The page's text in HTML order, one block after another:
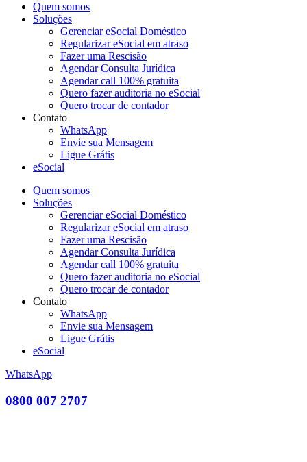
Quem somos
Soluções
Gerenciar eSocial Doméstico
Regularizar eSocial em atraso
Fazer uma Rescisão
Agendar Consulta Jurídica
Agendar call 100% gratuita
Quero fazer auditoria no eSocial
Quero trocar de contador
Contato
WhatsApp
Envie sua Mensagem
Ligue Grátis
eSocial
Quem somos
Soluções
Gerenciar eSocial Doméstico
Regularizar eSocial em atraso
Fazer uma Rescisão
Agendar Consulta Jurídica
Agendar call 100% gratuita
Quero fazer auditoria no eSocial
Quero trocar de contador
Contato
WhatsApp
Envie sua Mensagem
Ligue Grátis
eSocial
WhatsApp
0800 007 2707